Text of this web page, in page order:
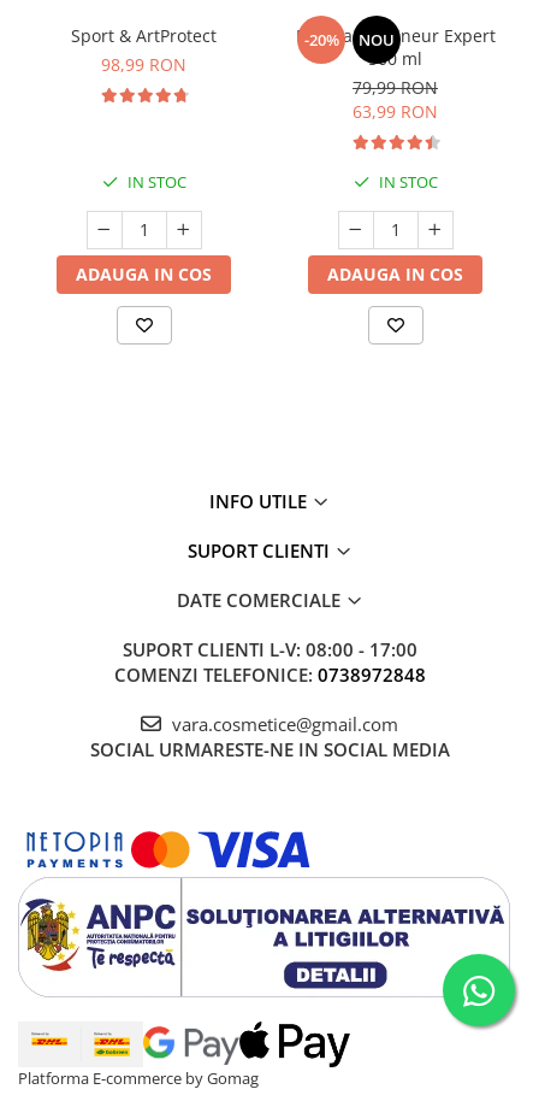
Sport & ArtProtect
98,99 RON
IN STOC
ADAUGA IN COS
-20% NOU
Manhaē Draineur Expert
500 ml
79,99 RON
63,99 RON
IN STOC
ADAUGA IN COS
INFO UTILE
SUPORT CLIENTI
DATE COMERCIALE
SUPORT CLIENTI L-V: 08:00 - 17:00
COMENZI TELEFONICE: 0738972848
vara.cosmetice@gmail.com
SOCIAL URMARESTE-NE IN SOCIAL MEDIA
Platforma E-commerce by Gomag